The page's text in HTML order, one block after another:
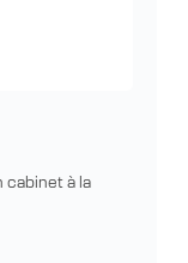
cabinet à la